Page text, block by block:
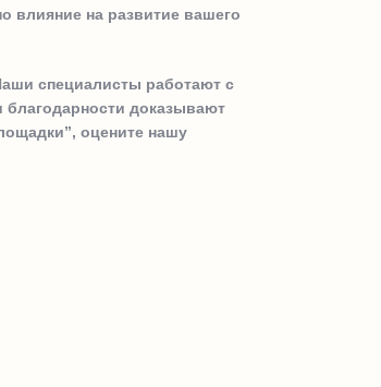
влияние на развитие вашего
специалисты работают с
благодарности доказывают
оцените нашу